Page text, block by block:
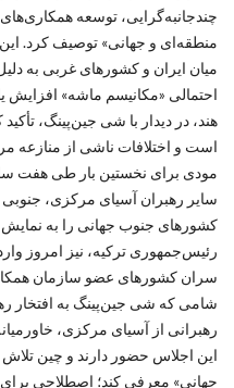
چندجانبه‌گرایی، توسعه
منطقه‌ای و جهانی» توصیف کرد.
میان ایران و کشورهای غربی به
احتمالی «مکانیسم ماشه» افزایش
هند، در دیدار با شی جین‌پینگ،
است و اختلافات ناشی از منازعه
مودی برای نخستین بار طی هفت
سایر رهبران آسیای مرکزی،
کشورهای جنوب جهانی را به
رئیس‌جمهوری ترکیه، نیز امروز
سران کشورهای عضو سازمان
شامی که شی جین‌پینگ به افتخار
رهبرانی از آسیای مرکزی،
این اجلاس حضور دارند و چین
جهانی» معرفی کند؛ اصطلاحی